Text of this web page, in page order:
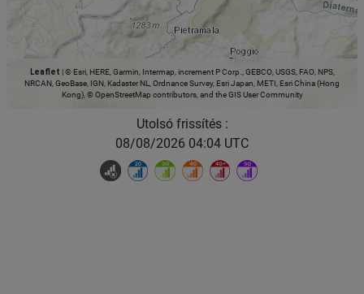
Leaflet |© Esri, HERE, Garmin, Intermap, increment P Corp., GEBCO, USGS, FAO, NPS,
NRCAN, GeoBase, IGN, Kadaster NL, Ordnance Survey, Esri Japan, METI, Esri China (Hong
Kong), © OpenStreetMap contributors, and the GIS User Community
Utolsó frissítés :
08/08/2026 04:04 UTC